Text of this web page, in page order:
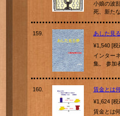
小娘の波
死、新た
159.
あした見
¥1,540 [
インター
集。 参加
160.
賃金とは
¥1,624 [
賃金とは